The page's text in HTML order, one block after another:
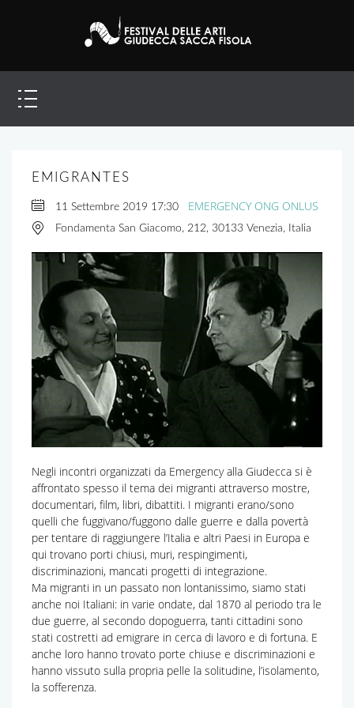
EMIGRANTES
11 Settembre 2019 17:30 EMERGENCY ONG ONLUS
Fondamenta San Giacomo, 212, 30133 Venezia, Italia
Negli incontri organizzati da Emergency alla Giudecca si è
affrontato spesso il tema dei migranti attraverso mostre,
documentari, film, libri, dibattiti. I migranti erano/sono
quelli che fuggivano/fuggono dalle guerre e dalla povertà
per tentare di raggiungere l’Italia e altri Paesi in Europa e
qui trovano porti chiusi, muri, respingimenti,
discriminazioni, mancati progetti di integrazione.
Ma migranti in un passato non lontanissimo, siamo stati
anche noi Italiani: in varie ondate, dal 1870 al periodo tra le
due guerre, al secondo dopoguerra, tanti cittadini sono
stati costretti ad emigrare in cerca di lavoro e di fortuna. E
anche loro hanno trovato porte chiuse e discriminazioni e
hanno vissuto sulla propria pelle la solitudine, l’isolamento,
la sofferenza.